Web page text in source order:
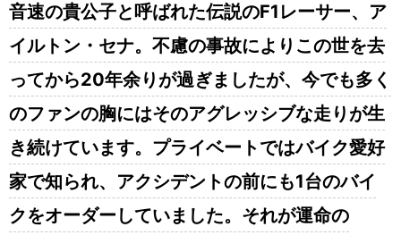
音速の貴公子と呼ばれた伝説のF1 レーサー、ア
イルトン・セナ。不慮の事故によりこの世を去
ってから20年余りが過ぎましたが、今でも多く
のファンの胸にはそのアグレッシブな走りが生
き続けています。プライベートではバイク愛好
家で知られ、アクシデントの前にも1台のバイ
クをオーダーしていました。それが運命の